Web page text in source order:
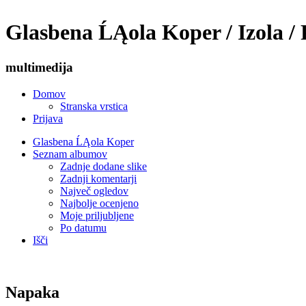
Glasbena ĹĄola Koper / Izola /
multimedija
Domov
Stranska vrstica
Prijava
Glasbena ĹĄola Koper
Seznam albumov
Zadnje dodane slike
Zadnji komentarji
Največ ogledov
Najbolje ocenjeno
Moje priljubljene
Po datumu
Išči
Napaka